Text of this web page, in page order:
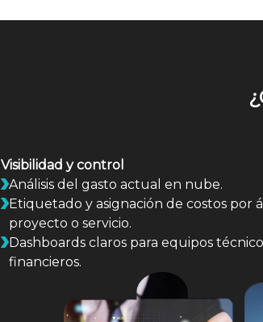
Visibilidad y control
Análisis del gasto actual en nube.
Etiquetado y asignación de costos por
proyecto o servicio.
Dashboards claros para equipos
financieros.